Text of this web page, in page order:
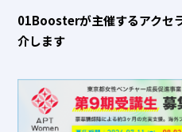
01Boosterが主催するアクセ
介します